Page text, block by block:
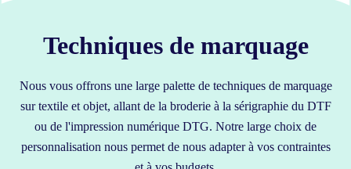
Techniques de marquage
Nous vous offrons une large palette de techniques de marquage
sur textile et objet, allant de la broderie à la sérigraphie du DTF
ou de l'impression numérique DTG. Notre large choix de
personnalisation nous permet de nous adapter à vos contraintes